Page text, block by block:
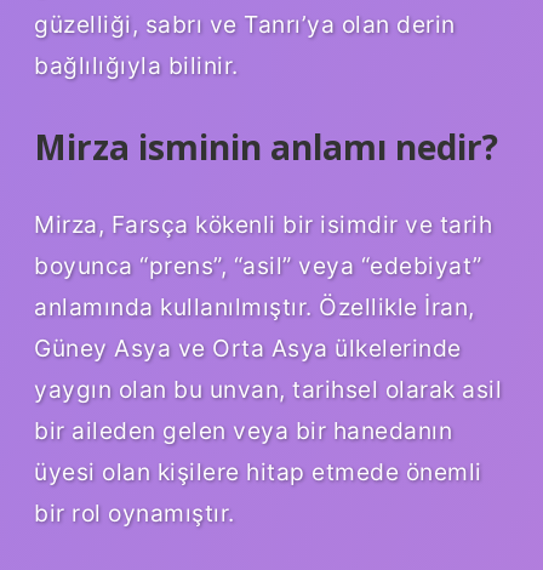
güzelliği, sabrı ve Tanrı’ya olan derin
bağlılığıyla bilinir.
Mirza isminin anlamı nedir?
Mirza, Farsça kökenli bir isimdir ve tarih
boyunca “prens”, “asil” veya “edebiyat”
anlamında kullanılmıştır. Özellikle İran,
Güney Asya ve Orta Asya ülkelerinde
yaygın olan bu unvan, tarihsel olarak asil
bir aileden gelen veya bir hanedanın
üyesi olan kişilere hitap etmede önemli
bir rol oynamıştır.